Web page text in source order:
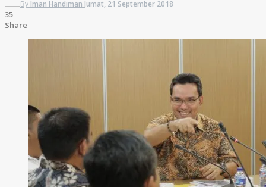
By Iman Handiman Jumat, 21 September 2018
35
Share